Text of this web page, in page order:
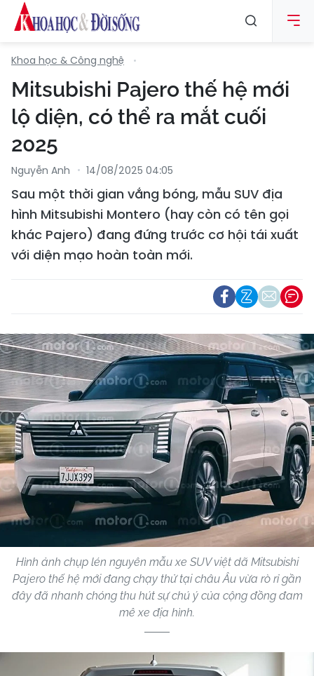
Khoa học & Công nghệ
Mitsubishi Pajero thế hệ mới
lộ diện, có thể ra mắt cuối
2025
Nguyễn Anh 14/08/2025 04:05
Sau một thời gian vắng bóng, mẫu SUV địa
hình Mitsubishi Montero (hay còn có tên gọi
khác Pajero) đang đứng trước cơ hội tái xuất
với diện mạo hoàn toàn mới.
Hình ảnh chụp lén nguyên mẫu xe SUV việt dã Mitsubishi
Pajero thế hệ mới đang chạy thử tại châu Âu vừa rò rỉ gần
đây đã nhanh chóng thu hút sự chú ý của cộng đồng đam
mê xe địa hình.